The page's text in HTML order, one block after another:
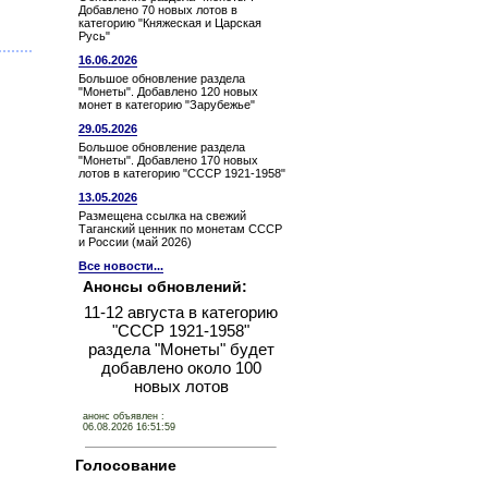
Добавлено 70 новых лотов в
категорию "Княжеская и Царская
Русь"
16.06.2026
Большое обновление раздела
"Монеты". Добавлено 120 новых
монет в категорию "Зарубежье"
29.05.2026
Большое обновление раздела
"Монеты". Добавлено 170 новых
лотов в категорию "СССР 1921-1958"
13.05.2026
Размещена ссылка на свежий
Таганский ценник по монетам СССР
и России (май 2026)
Все новости...
Анонсы обновлений:
11-12 августа в категорию
"СССР 1921-1958"
раздела "Монеты" будет
добавлено около 100
новых лотов
анонс объявлен :
06.08.2026 16:51:59
Голосование